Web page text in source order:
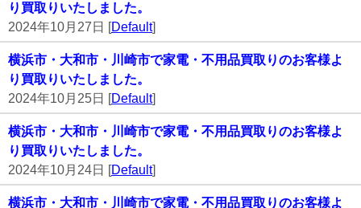
り買取りいたしました。
2024年10月27日 [Default]
横浜市・大和市・川崎市で家電・不用品買取りのお客様よ
り買取りいたしました。
2024年10月25日 [Default]
横浜市・大和市・川崎市で家電・不用品買取りのお客様よ
り買取りいたしました。
2024年10月24日 [Default]
横浜市・大和市・川崎市で家電・不用品買取りのお客様よ